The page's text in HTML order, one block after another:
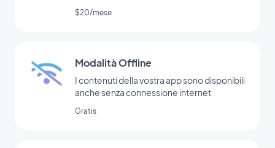
$20/mese
Modalità Offline
I contenuti della vostra app sono disponibili
anche senza connessione internet
Gratis